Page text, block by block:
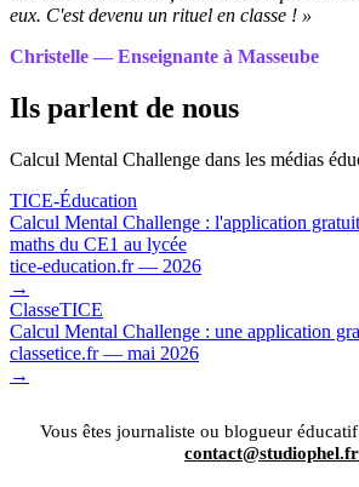
eux. C'est devenu un rituel en classe ! »
Christelle — Enseignante à Masseube
Ils parlent de nous
Calcul Mental Challenge dans les médias
TICE-Éducation
Calcul Mental Challenge : l'application
maths du CE1 au lycée
tice-education.fr — 2026
→
ClasseTICE
Calcul Mental Challenge : une application
classetice.fr — mai 2026
→
Vous êtes journaliste ou blogueur
contact@studiophel.fr